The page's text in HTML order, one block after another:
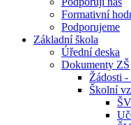
Formativní
Podporujeme
Základní škola
Úřední deska
Dokumenty ZŠ
Žádosti -
Školní